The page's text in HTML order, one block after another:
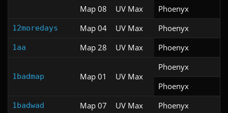
Map 08
UV Max Phoenyx
12moredays Map 04 UV Max Phoenyx
1aa Map 28 UV Max Phoenyx
1badmap Map 01 UV Max
Phoenyx
Phoenyx
1badwad Map 07 UV Max Phoenyx